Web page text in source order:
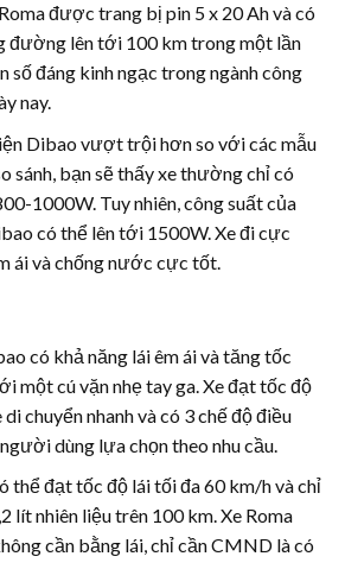
được trang bị pin 5 x 20 Ah và có
đường lên tới 100 km trong một lần
số đáng kinh ngạc trong ngành công
nay.
Dibao vượt trội hơn so với các mẫu
sánh, bạn sẽ thấy xe thường chỉ có
1000W. Tuy nhiên, công suất của
có thể lên tới 1500W. Xe đi cực
ái và chống nước cực tốt.
có khả năng lái êm ái và tăng tốc
một cú vặn nhẹ tay ga. Xe đạt tốc độ
chuyển nhanh và có 3 chế độ điều
dùng lựa chọn theo nhu cầu.
thể đạt tốc độ lái tối đa 60 km/h và chỉ
lít nhiên liệu trên 100 km. Xe Roma
cần bằng lái, chỉ cần CMND là có